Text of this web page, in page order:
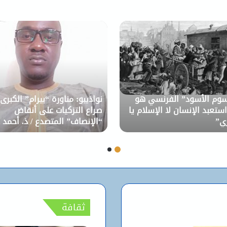
الأسود” الفرنسي هو
الإنسان لا الإسلام يا
نواذيبو: مناورة “بيرام”
صراع التزكيات على أنقاض
“الإنصاف” المتصدع / ذ.
صو
ثقافة